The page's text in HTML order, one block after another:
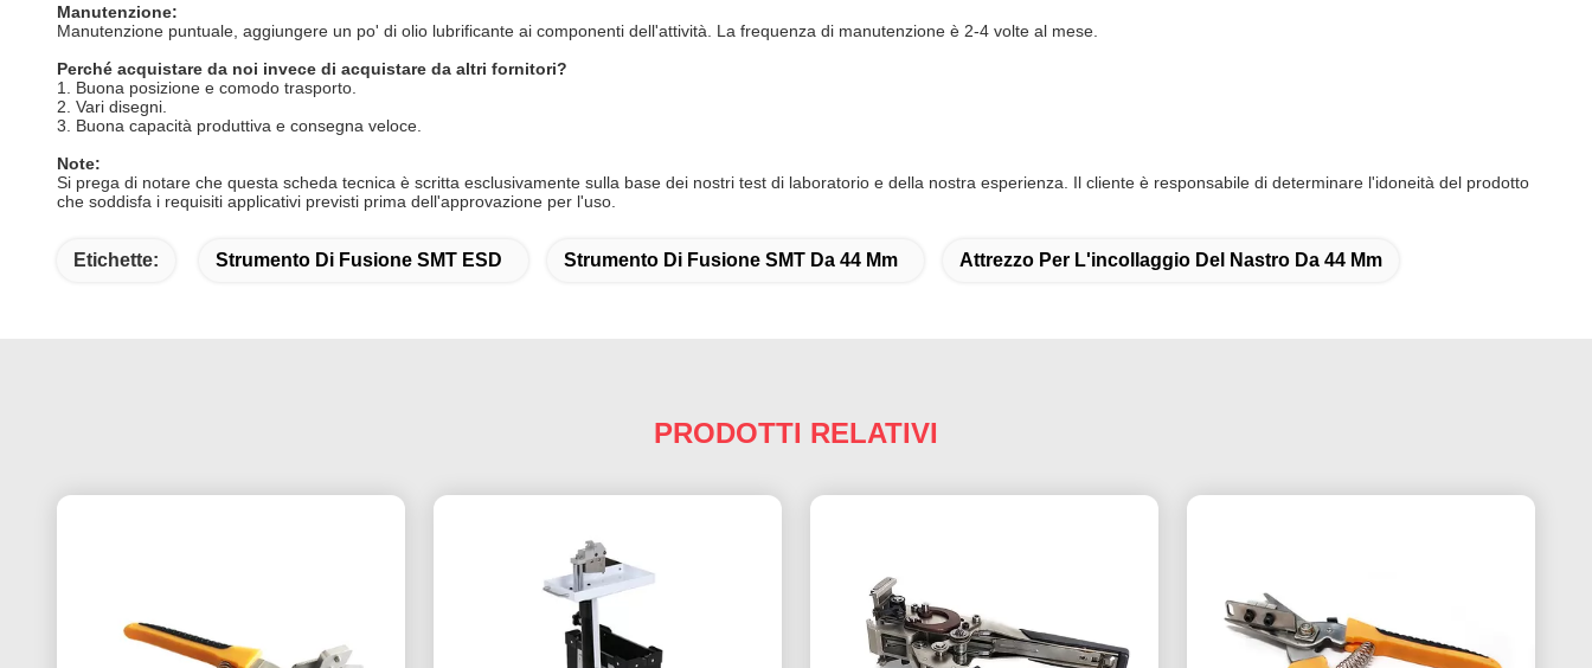
Manutenzione:
Manutenzione puntuale, aggiungere un po' di olio lubrificante ai componenti dell'attività. La frequenza di manutenzione è 2-4 volte al mese.
Perché acquistare da noi invece di acquistare da altri fornitori?
1. Buona posizione e comodo trasporto.
2. Vari disegni.
3. Buona capacità produttiva e consegna veloce.
Note:
Si prega di notare che questa scheda tecnica è scritta esclusivamente sulla base dei nostri test di laboratorio e della nostra esperienza. Il cliente è responsabile di determinare l'idoneità del prodotto
che soddisfa i requisiti applicativi previsti prima dell'approvazione per l'uso.
Etichette: Strumento Di Fusione SMT ESD Strumento Di Fusione SMT Da 44 Mm Attrezzo Per L'incollaggio Del Nastro Da 44 Mm
PRODOTTI RELATIVI